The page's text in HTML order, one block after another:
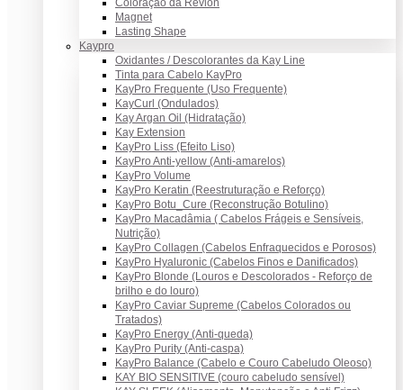
Coloração da Revlon
Magnet
Lasting Shape
Kaypro
Oxidantes / Descolorantes da Kay Line
Tinta para Cabelo KayPro
KayPro Frequente (Uso Frequente)
KayCurl (Ondulados)
Kay Argan Oil (Hidratação)
Kay Extension
KayPro Liss (Efeito Liso)
KayPro Anti-yellow (Anti-amarelos)
KayPro Volume
KayPro Keratin (Reestruturação e Reforço)
KayPro Botu_Cure (Reconstrução Botulino)
KayPro Macadâmia ( Cabelos Frágeis e Sensíveis,
Nutrição)
KayPro Collagen (Cabelos Enfraquecidos e Porosos)
KayPro Hyaluronic (Cabelos Finos e Danificados)
KayPro Blonde (Louros e Descolorados - Reforço de
brilho e do louro)
KayPro Caviar Supreme (Cabelos Colorados ou
Tratados)
KayPro Energy (Anti-queda)
KayPro Purity (Anti-caspa)
KayPro Balance (Cabelo e Couro Cabeludo Oleoso)
KAY BIO SENSITIVE (couro cabeludo sensível)